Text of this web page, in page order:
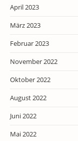
April 2023
März 2023
Februar 2023
November 2022
Oktober 2022
August 2022
Juni 2022
Mai 2022